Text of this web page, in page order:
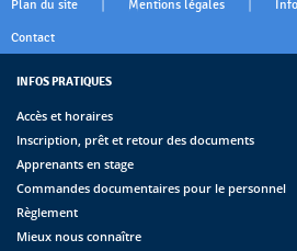
Plan du site | Mentions légales |
Contact
INFOS PRATIQUES
Accès et horaires
Inscription, prêt et retour des documents
Apprenants en stage
Commandes documentaires pour le personnel
Règlement
Mieux nous connaître